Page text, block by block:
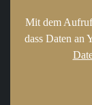
Mit dem Aufruf
dass Daten an